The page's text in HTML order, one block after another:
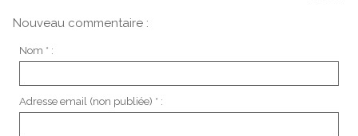
Nouveau commentaire :
Nom * :
Adresse email (non publiée) * :